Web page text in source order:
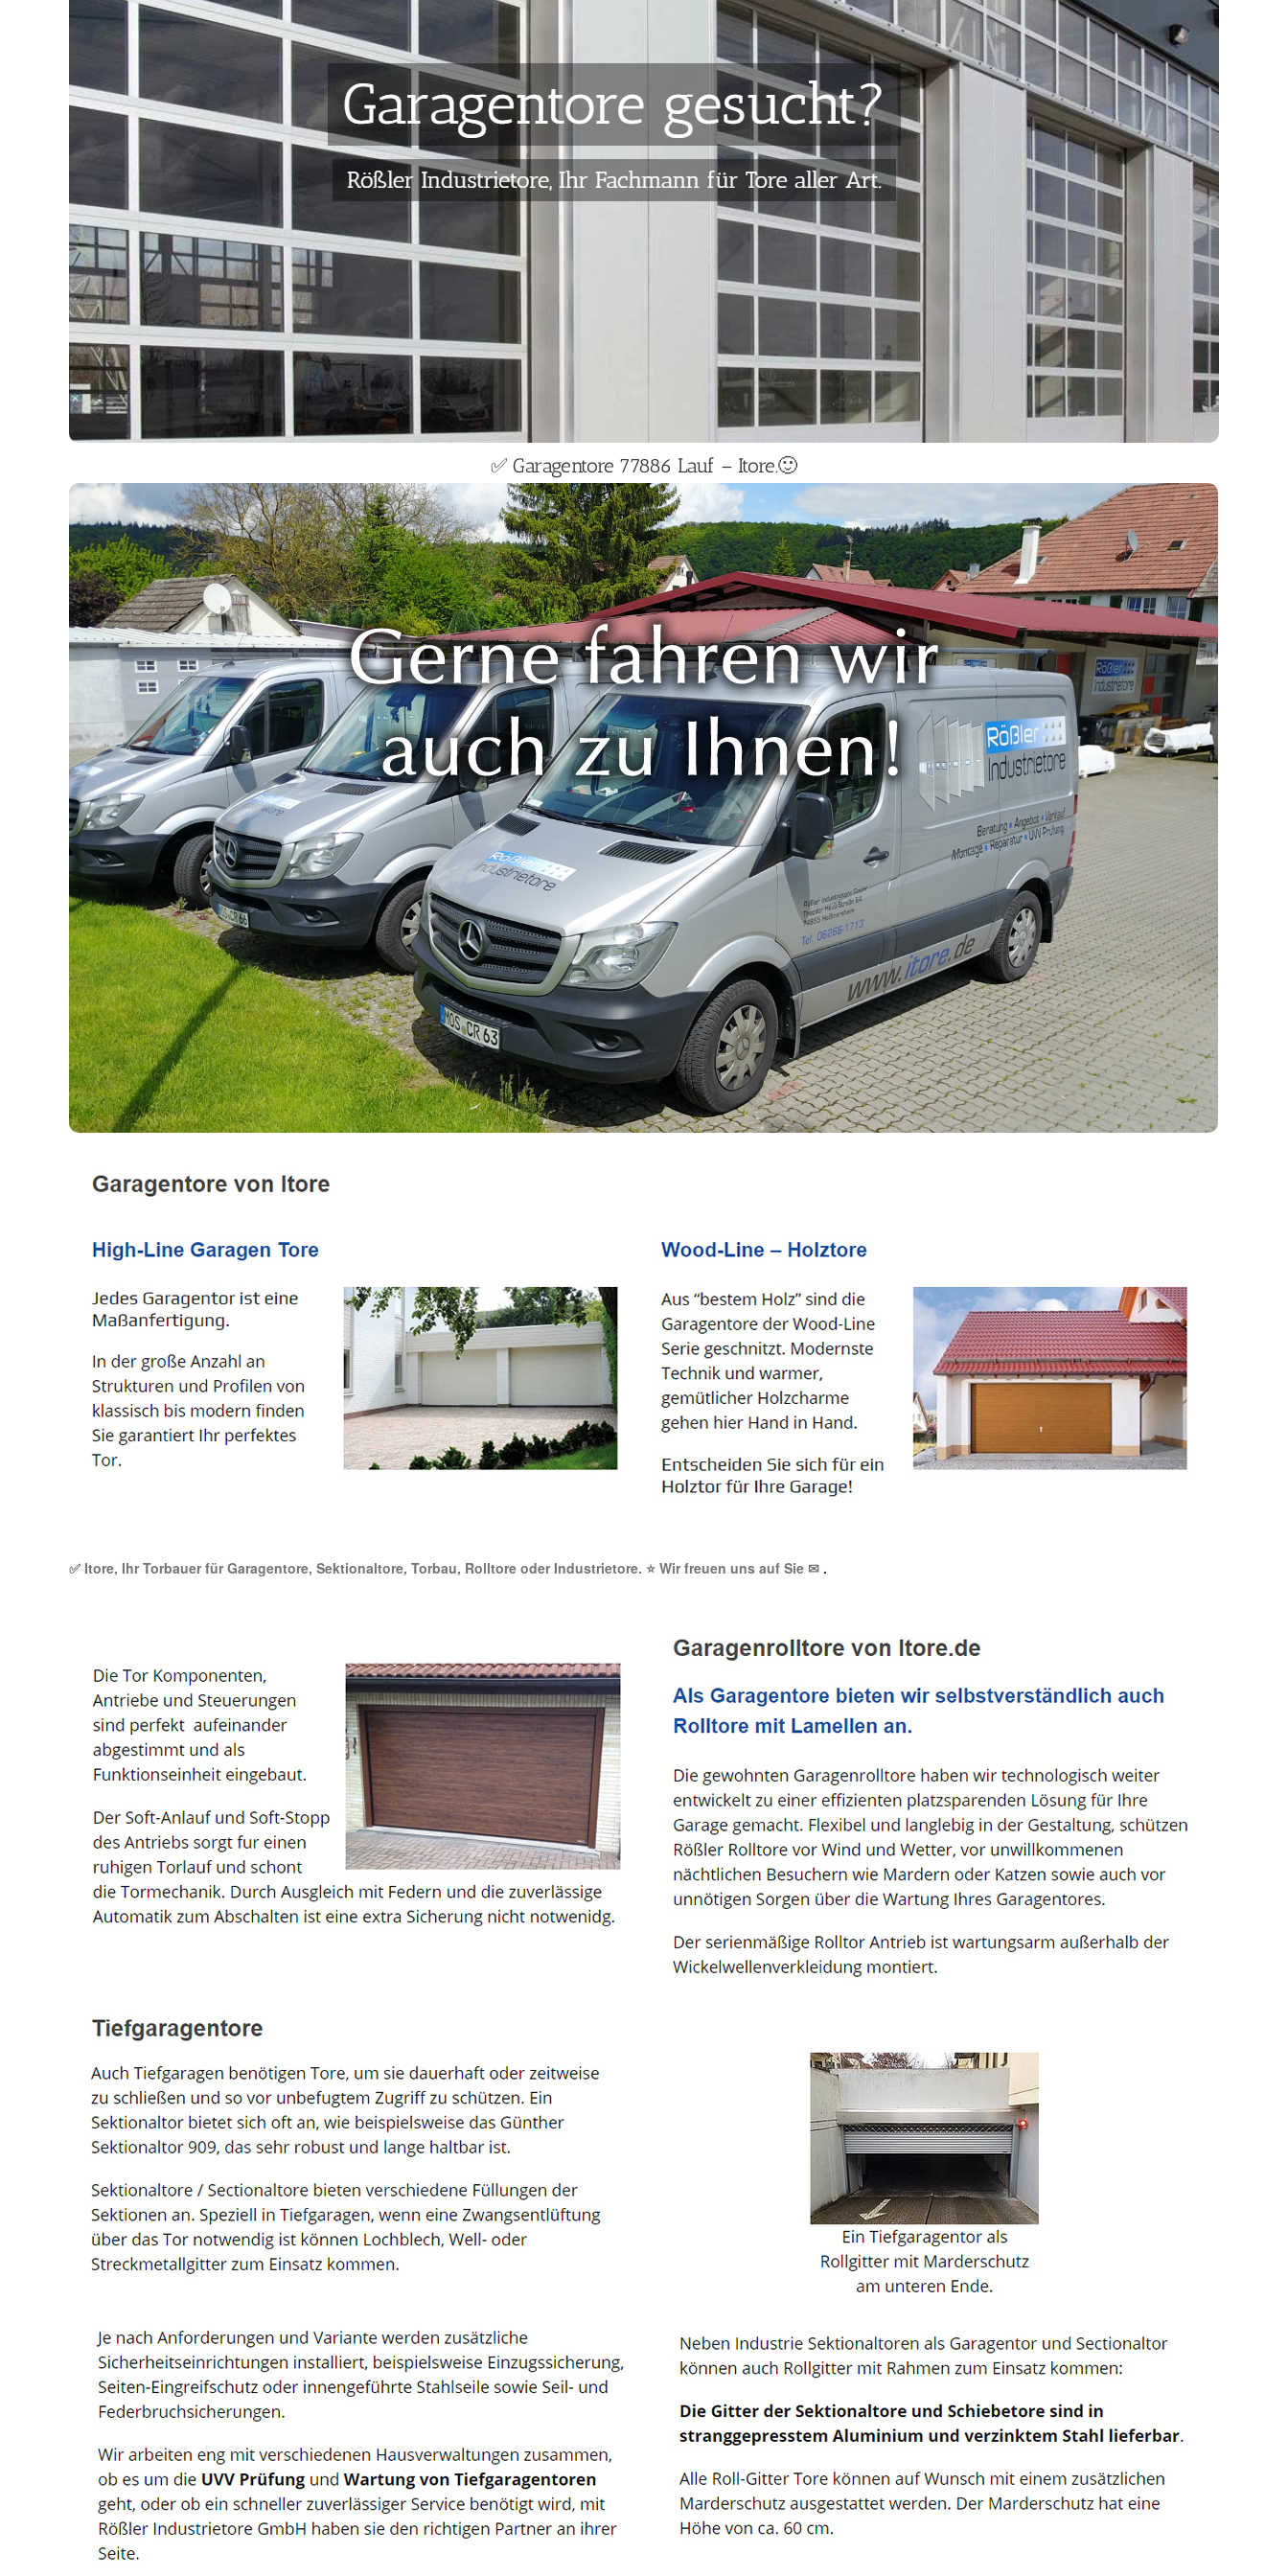
✅ Garagentore 77886 Lauf – Itore.🙂
✅ Itore, Ihr Torbauer für Garagentore, Sektionaltore, Torbau, Rolltore oder Industrietore. ⭐ Wir freuen uns auf Sie ✉ .